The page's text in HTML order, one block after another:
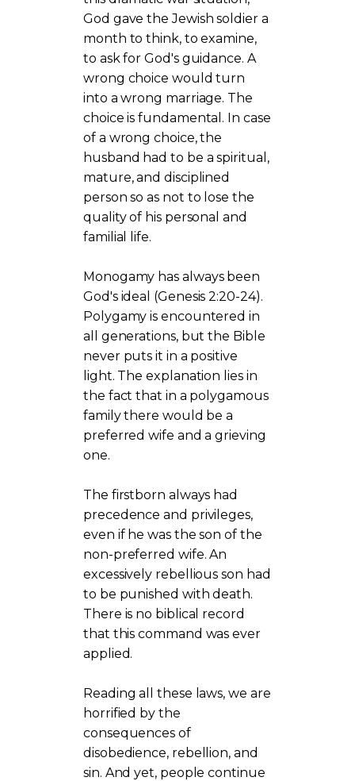
God gave the Jewish soldier a
month to think, to examine,
to ask for God's guidance. A
wrong choice would turn
into a wrong marriage. The
choice is fundamental. In case
of a wrong choice, the
husband had to be a spiritual,
mature, and disciplined
person so as not to lose the
quality of his personal and
familial life.
Monogamy has always been
God's ideal (Genesis 2:20-24).
Polygamy is encountered in
all generations, but the Bible
never puts it in a positive
light. The explanation lies in
the fact that in a polygamous
family there would be a
preferred wife and a grieving
one.
The firstborn always had
precedence and privileges,
even if he was the son of the
non-preferred wife. An
excessively rebellious son had
to be punished with death.
There is no biblical record
that this command was ever
applied.
Reading all these laws, we are
horrified by the
consequences of
disobedience, rebellion, and
sin. And yet, people continue